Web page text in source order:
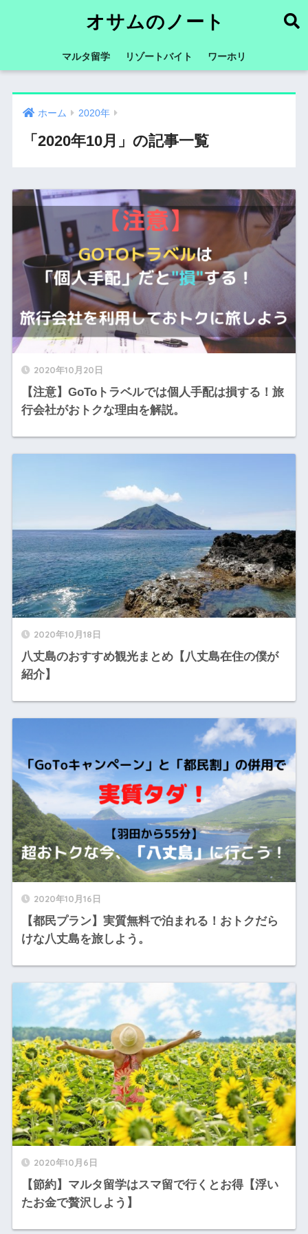
オサムのノート
マルタ留学 リゾートバイト ワーホリ
ホーム 2020年
「2020年10月」の記事一覧
2020年10月20日
【注意】GoToトラベルでは個人手配は損する！旅
行会社がおトクな理由を解説。
2020年10月18日
八丈島のおすすめ観光まとめ【八丈島在住の僕が
紹介】
2020年10月16日
【都民プラン】実質無料で泊まれる！おトクだら
けな八丈島を旅しよう。
2020年10月6日
【節約】マルタ留学はスマ留で行くとお得【浮い
たお金で贅沢しよう】